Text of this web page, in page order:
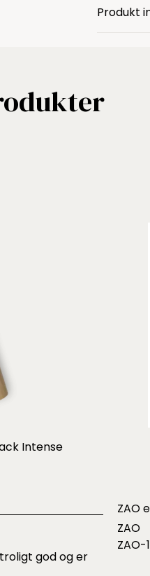
Produkt
Intense
god og er
ZAO
ZAO
ZAO-